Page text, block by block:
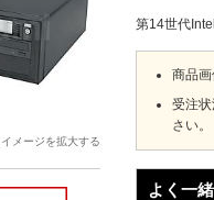
メージを拡大する
第14世代
商品
受注
さい。
よく一